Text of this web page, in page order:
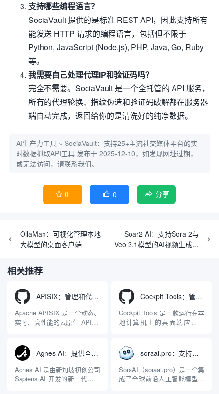
支持哪些编程语言？
SociaVault 提供的是标准 REST API，因此支持所有
能发送 HTTP 请求的编程语言，包括但不限于
Python, JavaScript (Node.js), PHP, Java, Go, Ruby
等。
我需要自己处理代理IP和验证码吗？
完全不需要。SociaVault 是一个全托管的 API 服务，
所有的代理轮换、指纹伪造和验证码破解都在服务器
端自动完成，返回给你的是清洗好的纯净数据。
AI生产力工具 » SociaVault：支持25+主流社交媒体平台的实
时数据抓取API工具 发布于 2025-12-10，如发现网址过期，
或无法访问，请联系我们。
 0  0 分享
OllaMan：可视化管理本地
大模型的桌面客户端
Soar2 AI：支持Sora 2与
Veo 3.1模型的AI视频生成工
相关推荐
APISIX：管理和代理API及大模型流量的高性能网关
Apache APISIX 是一个动态、
实时、高性能的云原生 API 网
LuaJIT 构建，并在 2019 年作
为顶级开源项目捐赠给
Apache 软件基金会。APISIX
彻底摒...
Cockpit Tools：管理多个AI编程IDE账号与配置多开独立实例的本地桌面应用
Cockpit Tools 是一款运行在本
地计算机上的桌面端应用程
程助手的账号与运行环境而设
计。它目前支持包括
Antigravity IDE、Codex、
GitHub Copilo...
Agnes AI：提供全模态模型免费API、支持图文视频生成与复杂工程执行的智能体平台
Agnes AI 是由新加坡初创公司
Sapiens AI 开发的新一代多模
soraai.pro：支持多模型文字转视频和图像生成的在线创作工具
SoraAI（soraai.pro）是一个集
成了全球前沿人工智能模型的